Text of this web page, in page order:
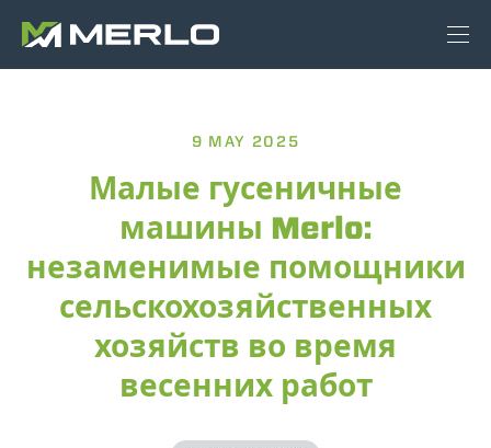
9 MAY 2025
Малые гусеничные
машины Merlo:
незаменимые помощники
сельскохозяйственных
хозяйств во время
весенних работ